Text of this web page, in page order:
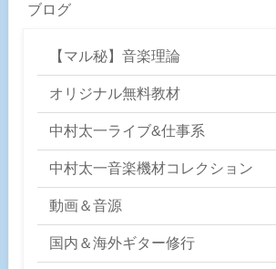
ブログ
【マル秘】音楽理論
オリジナル無料教材
中村太一ライブ&仕事系
中村太一音楽機材コレクション
動画＆音源
国内＆海外ギター修行